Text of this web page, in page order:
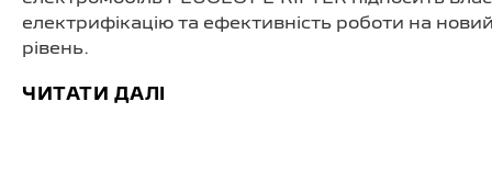
електрифікацію та ефективність роботи на
рівень.
ЧИТАТИ ДАЛІ